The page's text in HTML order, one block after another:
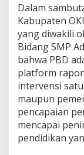
Dalam
Kabupaten
yang diwakili
Bidang SMP
bahwa PBD
platform
intervensi
maupun
pencapaian
mencapai
pendidikan